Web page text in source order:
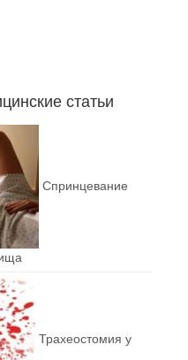
статьи
Спринцевание
Трахеостомия у